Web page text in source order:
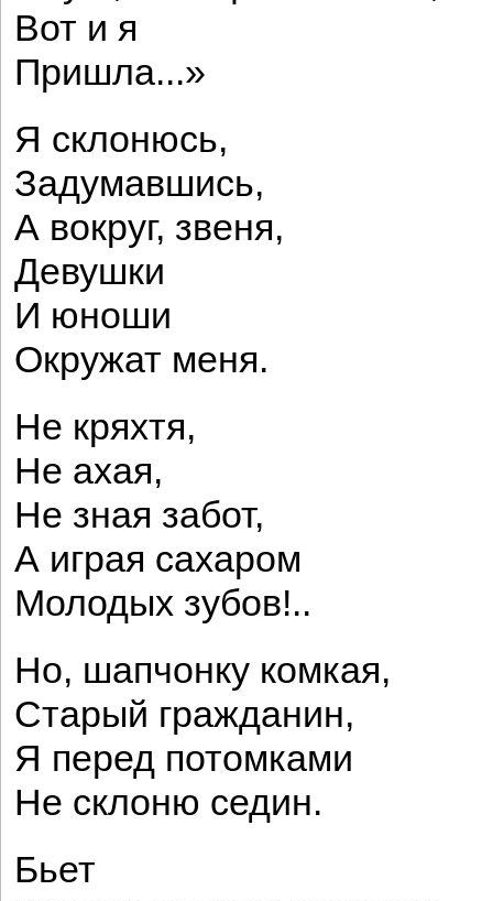
Вот и я
Пришла...»
Я склонюсь,
Задумавшись,
А вокруг, звеня,
Девушки
И юноши
Окружат меня.
Не кряхтя,
Не ахая,
Не зная забот,
А играя сахаром
Молодых зубов!..
Но, шапчонку комкая,
Старый гражданин,
Я перед потомками
Не склоню седин.
Бьет